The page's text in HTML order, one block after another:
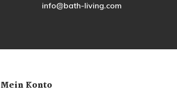
info@bath-living.com
Mein Konto